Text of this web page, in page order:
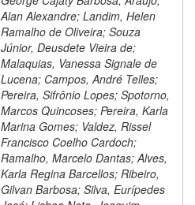
Alan Alexandre; Landim, Helen
Ramalho de Oliveira; Souza
Júnior, Deusdete Vieira de;
Malaquias, Vanessa Signale de
Lucena; Campos, André Telles;
Pereira, Sifrônio Lopes; Spotorno,
Marcos Quincoses; Pereira, Karla
Marina Gomes; Valdez, Rissel
Francisco Coelho Cardoch;
Ramalho, Marcelo Dantas; Alves,
Karla Regina Barcellos; Ribeiro,
Gilvan Barbosa; Silva, Eurípedes